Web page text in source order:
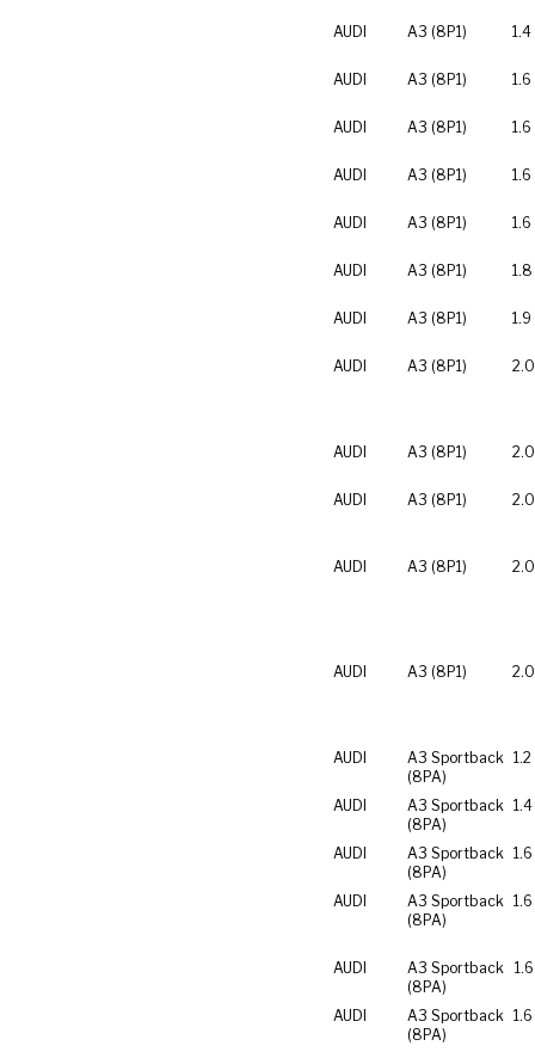
AUDI A3 (8P1) 1.4
AUDI A3 (8P1) 1.6
AUDI A3 (8P1)
AUDI A3 (8P1) 1.6
AUDI A3 (8P1) 1.6
AUDI A3 (8P1) 1.8
AUDI A3 (8P1) 1.9
AUDI A3 (8P1)
AUDI A3 (8P1)
AUDI A3 (8P1)
AUDI A3 (8P1)
AUDI A3 (8P1)
AUDI
A3 Sportback
(8PA)
AUDI
A3 Sportback
(8PA)
AUDI
A3 Sportback
(8PA)
1.6
AUDI
A3 Sportback
(8PA)
AUDI
A3 Sportback
(8PA)
AUDI
A3 Sportback
(8PA)